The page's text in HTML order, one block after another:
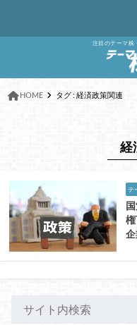
注目のテーマ株
HOME タグ : 経済政策関連
経
テ